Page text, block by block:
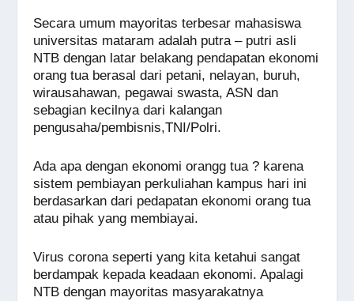
Secara umum mayoritas terbesar mahasiswa
universitas mataram adalah putra – putri asli
NTB dengan latar belakang pendapatan ekonomi
orang tua berasal dari petani, nelayan, buruh,
wirausahawan, pegawai swasta, ASN dan
sebagian kecilnya dari kalangan
pengusaha/pembisnis,TNI/Polri.
Ada apa dengan ekonomi orangg tua ? karena
sistem pembiayan perkuliahan kampus hari ini
berdasarkan dari pedapatan ekonomi orang tua
atau pihak yang membiayai.
Virus corona seperti yang kita ketahui sangat
berdampak kepada keadaan ekonomi. Apalagi
NTB dengan mayoritas masyarakatnya